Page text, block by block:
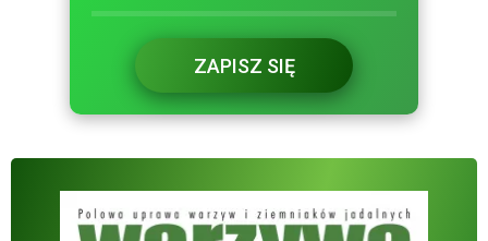
ZAPISZ SIĘ